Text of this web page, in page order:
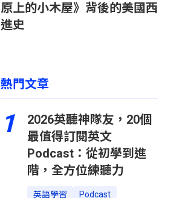
原上的小木屋》背後的美國西
進史
熱門文章
1
2026英聽神隊友，20個
最值得訂閱英文
Podcast：從初學到進
階，全方位練聽力
英語學習
Podcast